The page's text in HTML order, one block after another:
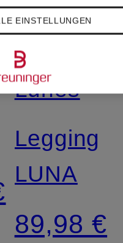
Zertifiziert
Les
Lunes
Leggings
LUNA
89,98 €
EINSTELLUNGEN